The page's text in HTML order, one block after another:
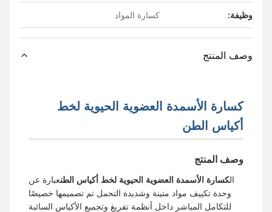
وظيفة: كسارة المواد
وصف المنتج
كسارة الأسمدة العضوية الحيوية لخط
أكياس الطن
وصف المنتج
كسارة الأسمدة العضوية الحيوية لخط أكياس الطنعبارة عن
وحدة تكييف مواد متينة وشديدة التحمل تم تصميمها خصيصًا
للتكامل المباشر داخل أنظمة تفريغ وتجميع الأكياس السائبة